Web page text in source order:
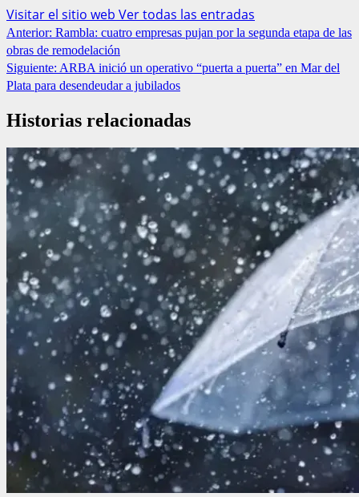
Visitar el sitio web Ver todas las entradas
Navegación
de
entradas
Anterior: Rambla: cuatro empresas pujan por la segunda etapa de las
obras de remodelación
Siguiente: ARBA inició un operativo “puerta a puerta” en Mar del
Plata para desendeudar a jubilados
Historias relacionadas